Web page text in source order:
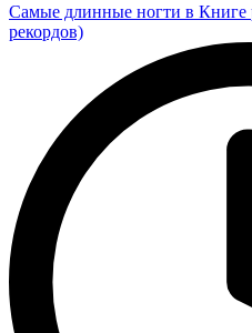
Самые длинные ногти в Книге
рекордов)